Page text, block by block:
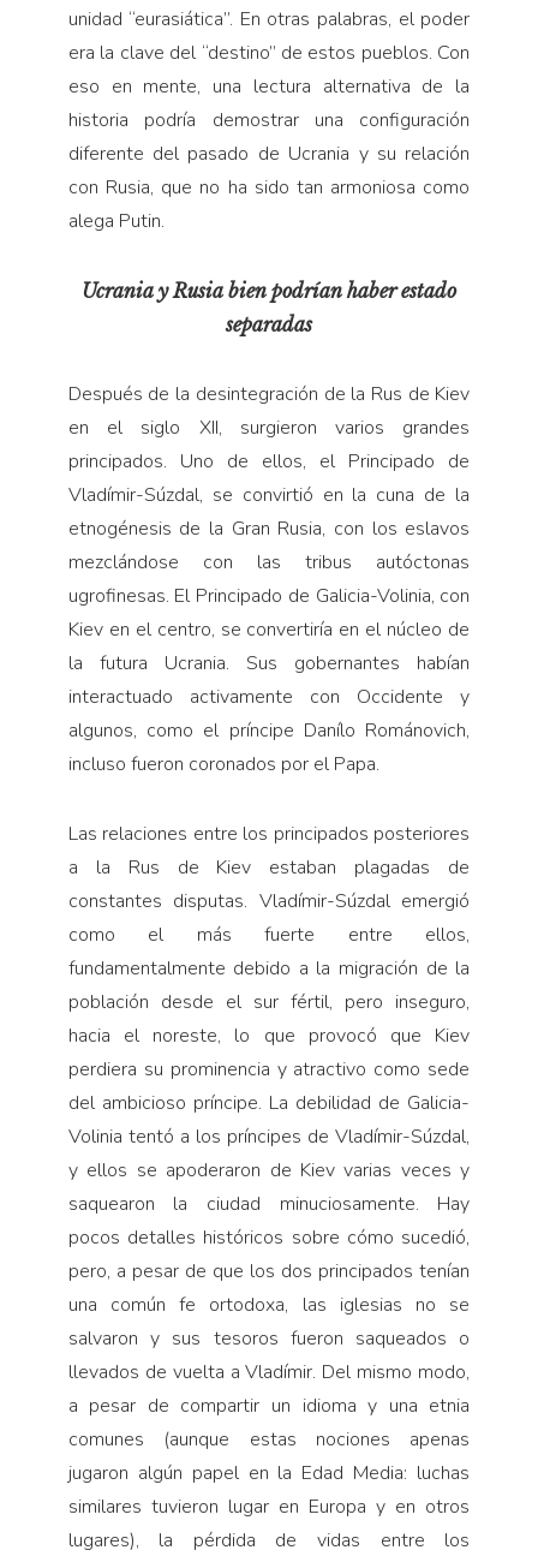
unidad “eurasiática”. En otras palabras, el poder
era la clave del “destino” de estos pueblos. Con
eso en mente, una lectura alternativa de la
historia podría demostrar una configuración
diferente del pasado de Ucrania y su relación
con Rusia, que no ha sido tan armoniosa como
alega Putin.
Ucrania y Rusia bien podrían haber estado
separadas
Después de la desintegración de la Rus de Kiev
en el siglo XII, surgieron varios grandes
principados. Uno de ellos, el Principado de
Vladímir-Súzdal, se convirtió en la cuna de la
etnogénesis de la Gran Rusia, con los eslavos
mezclándose con las tribus autóctonas
ugrofinesas. El Principado de Galicia-Volinia, con
Kiev en el centro, se convertiría en el núcleo de
la futura Ucrania. Sus gobernantes habían
interactuado activamente con Occidente y
algunos, como el príncipe Danílo Románovich,
incluso fueron coronados por el Papa.
Las relaciones entre los principados posteriores
a la Rus de Kiev estaban plagadas de
constantes disputas. Vladímir-Súzdal emergió
como el más fuerte entre ellos,
fundamentalmente debido a la migración de la
población desde el sur fértil, pero inseguro,
hacia el noreste, lo que provocó que Kiev
perdiera su prominencia y atractivo como sede
del ambicioso príncipe. La debilidad de Galicia-
Volinia tentó a los príncipes de Vladímir-Súzdal,
y ellos se apoderaron de Kiev varias veces y
saquearon la ciudad minuciosamente. Hay
pocos detalles históricos sobre cómo sucedió,
pero, a pesar de que los dos principados tenían
una común fe ortodoxa, las iglesias no se
salvaron y sus tesoros fueron saqueados o
llevados de vuelta a Vladímir. Del mismo modo,
a pesar de compartir un idioma y una etnia
comunes (aunque estas nociones apenas
jugaron algún papel en la Edad Media: luchas
similares tuvieron lugar en Europa y en otros
lugares), la pérdida de vidas entre los